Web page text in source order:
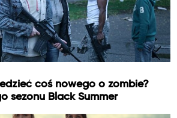
coś nowego o zombie?
sezonu Black Summer